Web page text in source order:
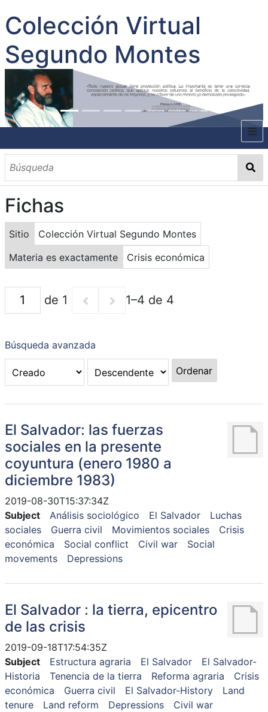
Colección Virtual
Segundo Montes
INICIO
SOBRE EL AUTOR
CONTENIDO
TODOS LOS DOCUMENTOS
CATEGORIAS
OBRAS SOBRE EL AUTOR P. SEGUNDO MONTES
MATERIAS
PALABRAS CLAVES
MULTIMEDIA
GALERÍA
Fichas
Sitio
Colección Virtual Segundo Montes
Materia es exactamente
Crisis económica
de 1 1–4 de 4
Búsqueda avanzada
Ordenar
El Salvador: las fuerzas
sociales en la presente
coyuntura (enero 1980 a
diciembre 1983)
2019-08-30T15:37:34Z
Subject
Análisis sociológico El Salvador
Luchas
sociales
Guerra civil Movimientos sociales
Crisis
económica
Social conflict Civil war
Social
movements
Depressions
El Salvador : la tierra, epicentro
de las crisis
2019-09-18T17:54:35Z
Subject
Estructura agraria El Salvador
El Salvador-
Historia
Tenencia de la tierra Reforma agraria
Crisis
económica
Guerra civil El Salvador-History
Land
tenure
Land reform Depressions Civil war